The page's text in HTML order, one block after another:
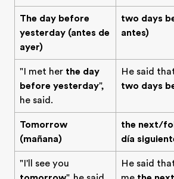
The day before
yesterday (antes de
ayer)
two days
antes)
"I met her the day
before yesterday",
he said.
He said
two days
Tomorrow
(mañana)
the next/
día
"I'll see you
He said